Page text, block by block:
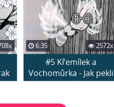
6:35 2572x
#5 Křemílek a
Vochomůrka - Jak pekli
a upekli k...